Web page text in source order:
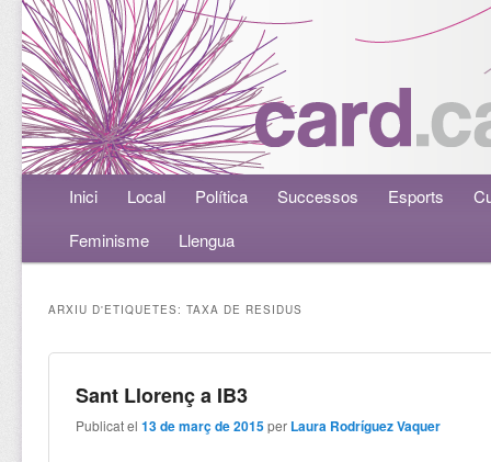
Menú principalAneu al contingut principal
Aneu al contingut secundari
Inici Local Política Successos Esports
Feminisme
Llengua
ARXIU D'ETIQUETES:TAXA DE RESIDUS
Sant Llorenç a IB3
Publicat el13 de març de 2015 per Laura Rodríguez Vaquer